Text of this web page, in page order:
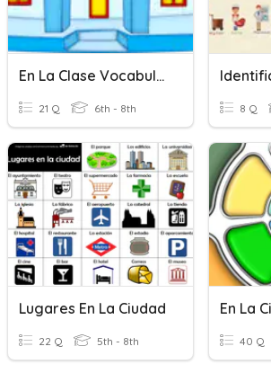
En La Clase Vocabulario
21 Q 6th - 8th 8 Q
Lugares En La Ciudad
22 Q 5th - 8th
En La
40 Q